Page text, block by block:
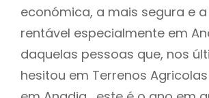
económica, a mais segura e
rentável especialmente em
daquelas pessoas que, nos
hesitou em Terrenos